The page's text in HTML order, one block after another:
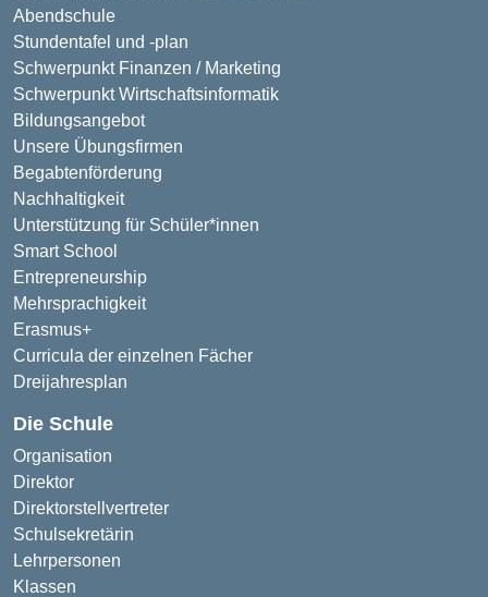
Abendschule
Stundentafel und -plan
Schwerpunkt Finanzen / Marketing
Schwerpunkt Wirtschaftsinformatik
Bildungsangebot
Unsere Übungsfirmen
Begabtenförderung
Nachhaltigkeit
Unterstützung für Schüler*innen
Smart School
Entrepreneurship
Mehrsprachigkeit
Erasmus+
Curricula der einzelnen Fächer
Dreijahresplan
Die Schule
Organisation
Direktor
Direktorstellvertreter
Schulsekretärin
Lehrpersonen
Klassen